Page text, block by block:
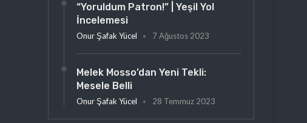
“Yoruldum Patron!” | Yeşil Yol
İncelemesi
Onur Şafak Yücel 7 Ağustos 2023
Melek Mosso’dan Yeni Tekli:
Mesele Belli
Onur Şafak Yücel 28 Temmuz 2023